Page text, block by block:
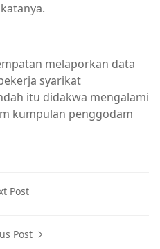
melaporkan data
syarikat
itu didakwa mengalami
kumpulan penggodam
Post
Post